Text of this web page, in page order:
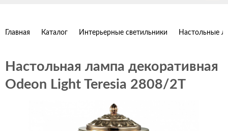
Главная Каталог Интерьерные светильники Настольные
Настольная лампа декоративная
Odeon Light Teresia 2808/2T